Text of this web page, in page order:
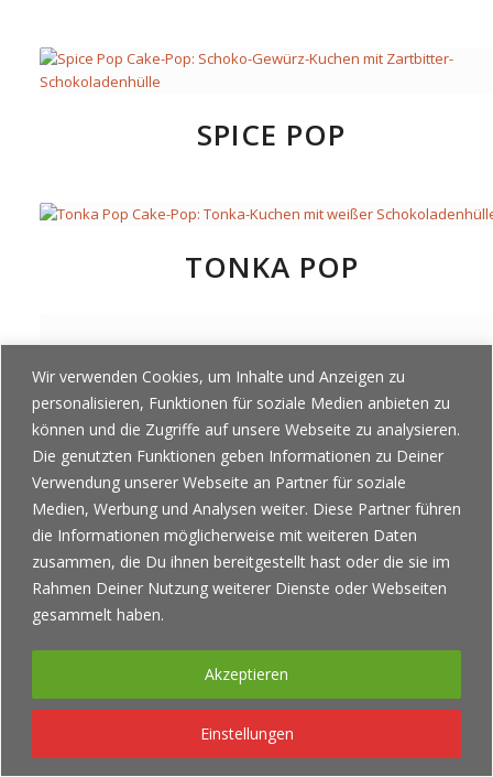
Wir verwenden Cookies, um Inhalte und Anzeigen zu
personalisieren, Funktionen für soziale Medien anbieten zu
können und die Zugriffe auf unsere Webseite zu analysieren.
Die genutzten Funktionen geben Informationen zu Deiner
Verwendung unserer Webseite an Partner für soziale
Medien, Werbung und Analysen weiter. Diese Partner führen
die Informationen möglicherweise mit weiteren Daten
zusammen, die Du ihnen bereitgestellt hast oder die sie im
Rahmen Deiner Nutzung weiterer Dienste oder Webseiten
gesammelt haben.
Einstellungen
Akzeptieren
SPICE POP
TONKA POP
TRIPLE-CHOC
© Copyright - tigertörtchen - Berlin Cupcakes -Impressum,
Datenschutzerklärung & Cookie Einstellungen